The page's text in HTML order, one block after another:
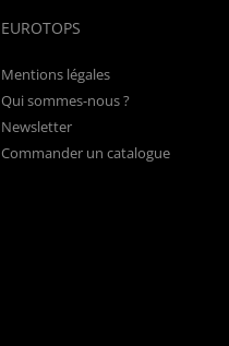
EUROTOPS
Mentions légales
Qui sommes-nous ?
Newsletter
Commander un catalogue